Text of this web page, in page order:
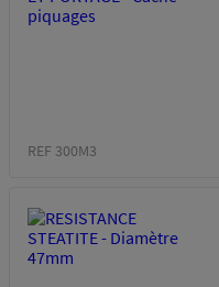
REF 300M3